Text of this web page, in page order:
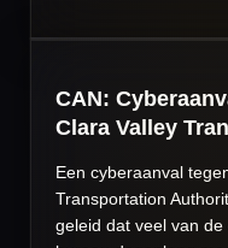
CAN:
Clara Valley
Een cyberaanval
Transportation
geleid dat veel van